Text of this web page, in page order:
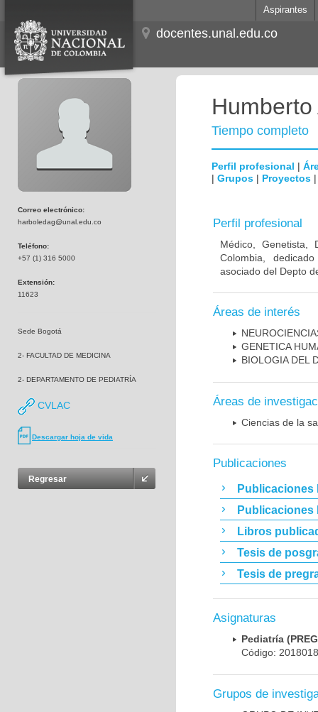
Aspirantes
docentes.unal.edu.co
Correo electrónico:
harboledag@unal.edu.co
Teléfono:
+57 (1) 316 5000
Extensión:
11623
Sede Bogotá
2- FACULTAD DE MEDICINA
2- DEPARTAMENTO DE PEDIATRÍA
CVLAC
Descargar hoja de vida
Regresar
Tiempo completo
Perfil profesional |
| Grupos | Proyectos
Perfil profesional
Médico, Genetista,
Colombia,
asociado del Depto
Áreas de interés
GENETICA
BIOLOGIA DEL
Áreas de
Ciencias de la
Publicaciones
Publicaciones
Publicaciones
Libros
Tesis de
Tesis de
Asignaturas
Pediatría
Código:
Grupos de